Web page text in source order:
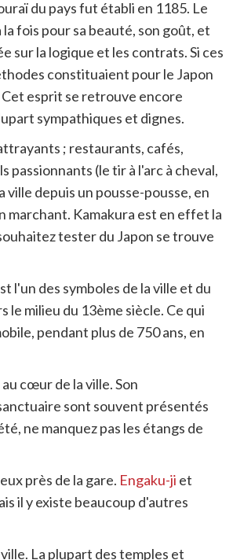
du pays fut établi en 1185. Le
fois pour sa beauté, son goût, et
sur la logique et les contrats. Si ces
constituaient pour le Japon
esprit se retrouve encore
sympathiques et dignes.
; restaurants, cafés,
(le tir à l'arc à cheval,
depuis un pousse-pousse, en
marchant. Kamakura est en effet la
tester du Japon se trouve
l'un des symboles de la ville et du
milieu du 13ème siècle. Ce qui
pendant plus de 750 ans, en
cœur de la ville. Son
sont souvent présentés
ne manquez pas les étangs de
près de la gare. Engaku-ji et
il y existe beaucoup d'autres
La plupart des temples et